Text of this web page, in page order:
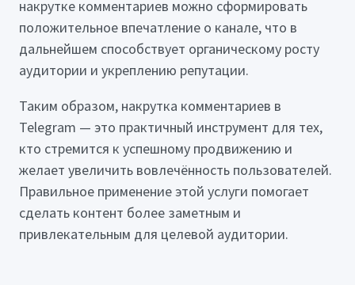
накрутке комментариев можно сформировать
положительное впечатление о канале, что в
дальнейшем способствует органическому росту
аудитории и укреплению репутации.
Таким образом, накрутка комментариев в
Telegram — это практичный инструмент для тех,
кто стремится к успешному продвижению и
желает увеличить вовлечённость пользователей.
Правильное применение этой услуги помогает
сделать контент более заметным и
привлекательным для целевой аудитории.